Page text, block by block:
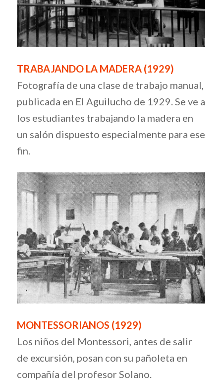
TRABAJANDO LA MADERA (1929)
Fotografía de una clase de trabajo manual,
publicada en El Aguilucho de 1929. Se ve a
los estudiantes trabajando la madera en
un salón dispuesto especialmente para ese
fin.
MONTESSORIANOS (1929)
Los niños del Montessori, antes de salir
de excursión, posan con su pañoleta en
compañía del profesor Solano.